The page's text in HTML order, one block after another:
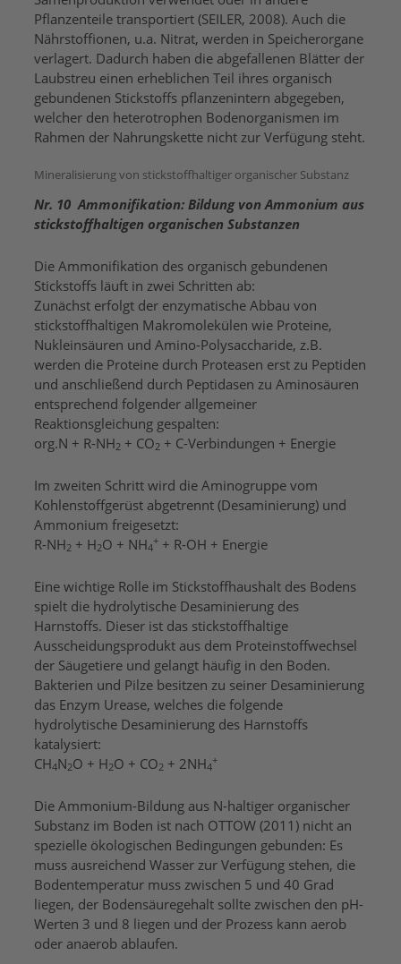
Pflanzenteile transportiert (SEILER, 2008). Auch die
Nährstoffionen, u.a. Nitrat, werden in Speicherorgane
verlagert. Dadurch haben die abgefallenen Blätter der
Laubstreu einen erheblichen Teil ihres organisch
gebundenen Stickstoffs pflanzenintern abgegeben,
welcher den heterotrophen Bodenorganismen im
Rahmen der Nahrungskette nicht zur Verfügung steht.
Mineralisierung von stickstoffhaltiger organischer Substanz
Nr. 10 Ammonifikation: Bildung von Ammonium aus
stickstoffhaltigen organischen Substanzen
Die Ammonifikation des organisch gebundenen
Stickstoffs läuft in zwei Schritten ab:
Zunächst erfolgt der enzymatische Abbau von
stickstoffhaltigen Makromolekülen wie Proteine,
Nukleinsäuren und Amino-Polysaccharide, z.B.
werden die Proteine durch Proteasen erst zu Peptiden
und anschließend durch Peptidasen zu Aminosäuren
entsprechend folgender allgemeiner
Reaktionsgleichung gespalten:
org.N + R-NH2 + CO2 + C-Verbindungen + Energie
Im zweiten Schritt wird die Aminogruppe vom
Kohlenstoffgerüst abgetrennt (Desaminierung) und
Ammonium freigesetzt:
R-NH2 + H2O + NH4
++ R-OH + Energie
Eine wichtige Rolle im Stickstoffhaushalt des Bodens
spielt die hydrolytische Desaminierung des
Harnstoffs. Dieser ist das stickstoffhaltige
Ausscheidungsprodukt aus dem Proteinstoffwechsel
der Säugetiere und gelangt häufig in den Boden.
Bakterien und Pilze besitzen zu seiner Desaminierung
das Enzym Urease, welches die folgende
hydrolytische Desaminierung des Harnstoffs
katalysiert:
CH4N2O + H2O + CO2 + 2NH4
+
Die Ammonium-Bildung aus N-haltiger organischer
Substanz im Boden ist nach OTTOW (2011) nicht an
spezielle ökologischen Bedingungen gebunden: Es
muss ausreichend Wasser zur Verfügung stehen, die
Bodentemperatur muss zwischen 5 und 40 Grad
liegen, der Bodensäuregehalt sollte zwischen den pH-
Werten 3 und 8 liegen und der Prozess kann aerob
oder anaerob ablaufen.